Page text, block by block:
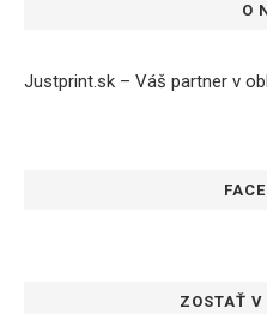
O
Justprint.sk – Váš partner v
ZOSTAŤ V